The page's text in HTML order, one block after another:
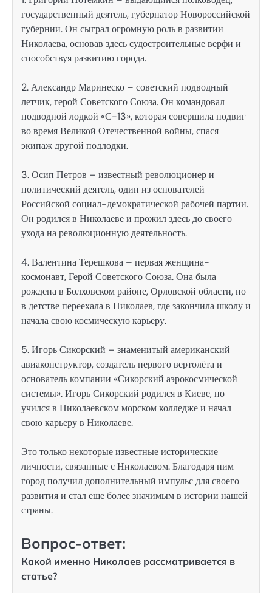
государственный деятель, губернатор Новороссийской
губернии. Он сыграл огромную роль в развитии
Николаева, основав здесь судостроительные верфи и
способствуя развитию города.
2. Александр Маринеско – советский подводный
летчик, герой Советского Союза. Он командовал
подводной лодкой «С-13», которая совершила подвиг
во время Великой Отечественной войны, спася
экипаж другой подлодки.
3. Осип Петров – известный революционер и
политический деятель, один из основателей
Российской социал-демократической рабочей партии.
Он родился в Николаеве и прожил здесь до своего
ухода на революционную деятельность.
4. Валентина Терешкова – первая женщина-
космонавт, Герой Советского Союза. Она была
рождена в Болховском районе, Орловской области, но
в детстве переехала в Николаев, где закончила школу и
начала свою космическую карьеру.
5. Игорь Сикорский – знаменитый американский
авиаконструктор, создатель первого вертолёта и
основатель компании «Сикорский аэрокосмической
системы». Игорь Сикорский родился в Киеве, но
учился в Николаевском морском колледже и начал
свою карьеру в Николаеве.
Это только некоторые известные исторические
личности, связанные с Николаевом. Благодаря ним
город получил дополнительный импульс для своего
развития и стал еще более значимым в истории нашей
страны.
Вопрос-ответ:
Какой именно Николаев рассматривается в
статье?